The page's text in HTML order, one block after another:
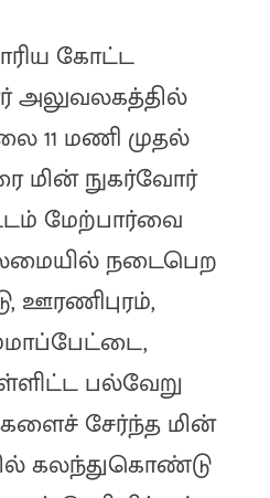
கோட்ட
அலுவலகத்தில்
11 மணி முதல்
மின் நுகர்வோர்
மேற்பார்வை
நடைபெற
ஊரணிபுரம்,
பல்வேறு
சேர்ந்த மின்
கலந்துகொண்டு